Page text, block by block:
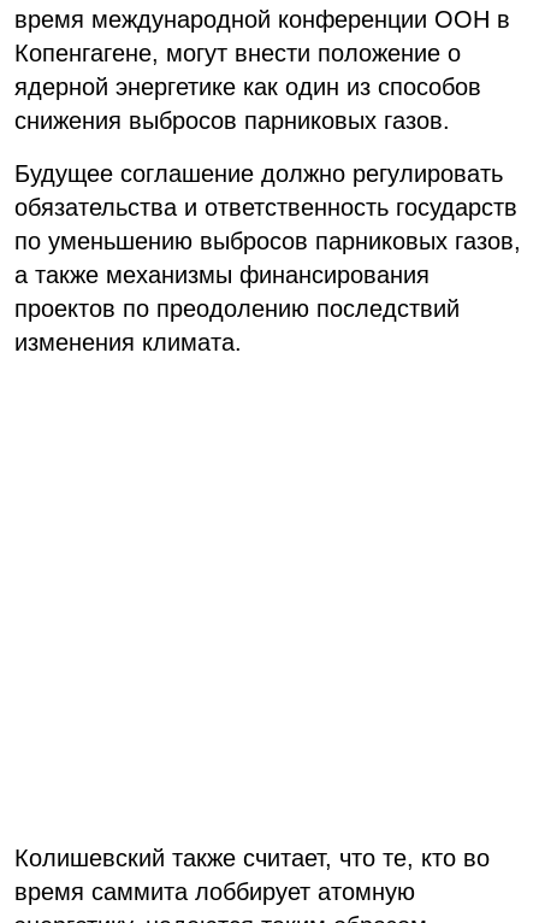
время международной конференции ООН в
Копенгагене, могут внести положение о
ядерной энергетике как один из способов
снижения выбросов парниковых газов.
Будущее соглашение должно регулировать
обязательства и ответственность государств
по уменьшению выбросов парниковых газов,
а также механизмы финансирования
проектов по преодолению последствий
изменения климата.
Колишевский также считает, что те, кто во
время саммита лоббирует атомную